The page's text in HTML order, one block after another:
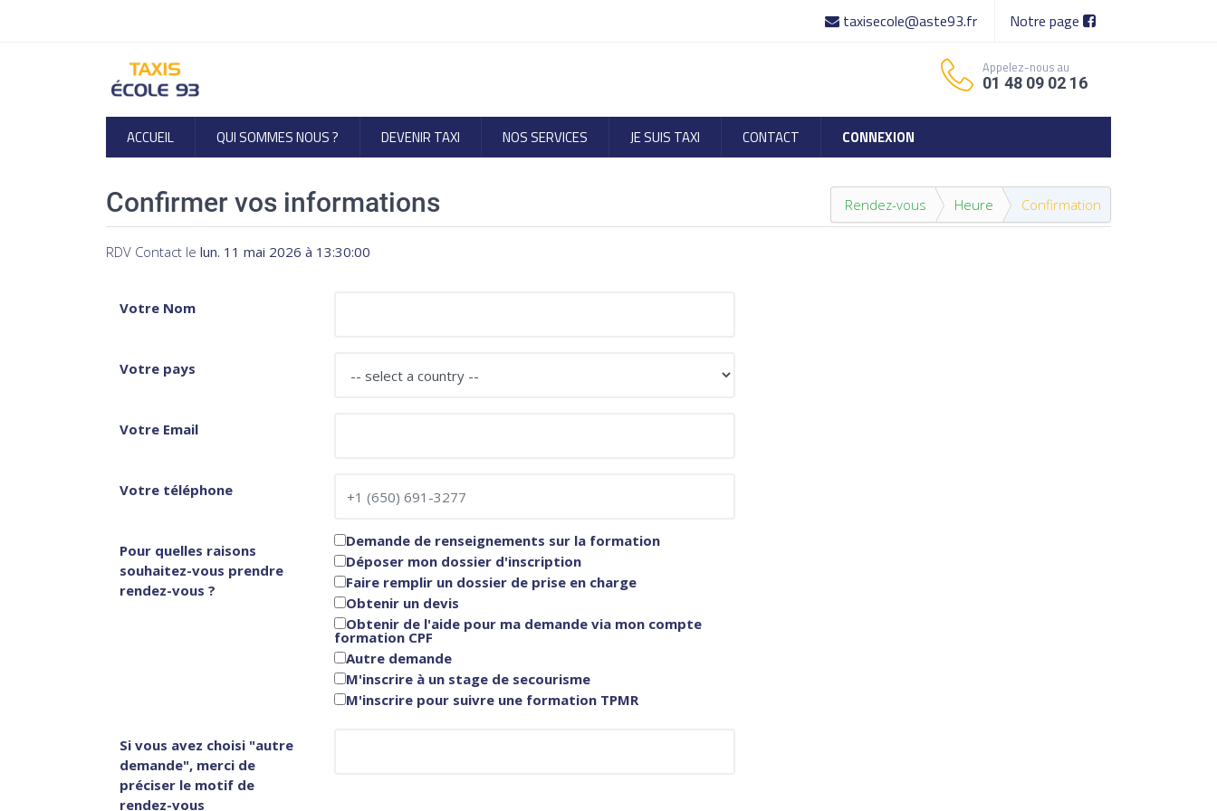
taxisecole@aste93.fr Notre page
Appelez-nous au
01 48 09 02 16
ACCUEIL QUI SOMMES NOUS ? DEVENIR TAXI NOS SERVICES JE SUIS TAXI CONTACT CONNEXION
Rendez-vous Heure Confirmation
Confirmer vos informations
RDV Contact le lun. 11 mai 2026 à 13:30:00
Votre Nom
Votre pays
Votre Email
Votre téléphone
Pour quelles raisons
souhaitez-vous prendre
rendez-vous ?
Demande de renseignements sur la formation
Déposer mon dossier d'inscription
Faire remplir un dossier de prise en charge
Obtenir un devis
Obtenir de l'aide pour ma demande via mon compte
formation CPF
Autre demande
M'inscrire à un stage de secourisme
M'inscrire pour suivre une formation TPMR
Si vous avez choisi "autre
demande", merci de
préciser le motif de
rendez-vous